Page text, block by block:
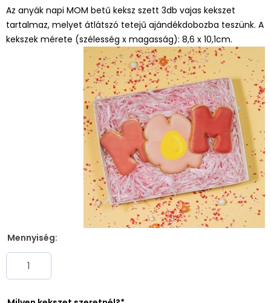
Az anyák napi MOM betű keksz szett 3db vajas kekszet
tartalmaz, melyet átlátszó tetejű ajándékdobozba teszünk. A
kekszek mérete (szélesség x magasság): 8,6 x 10,1cm.
Mennyiség: